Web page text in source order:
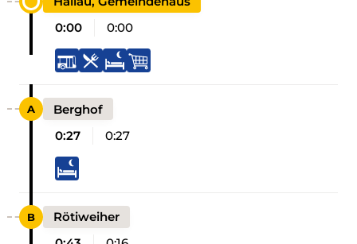
0:00
0:00
Berghof
0:27
0:27
Rötiweiher